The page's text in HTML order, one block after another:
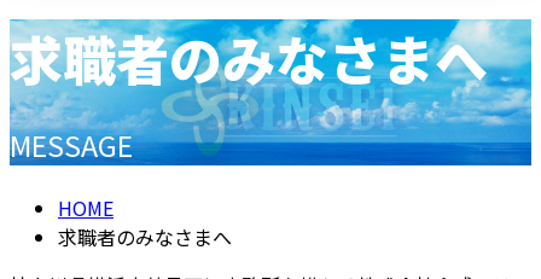
メールフォーム
求職者のみなさまへ
MESSAGE
HOME
求職者のみなさまへ